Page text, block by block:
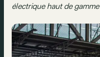
électrique haut de gamme